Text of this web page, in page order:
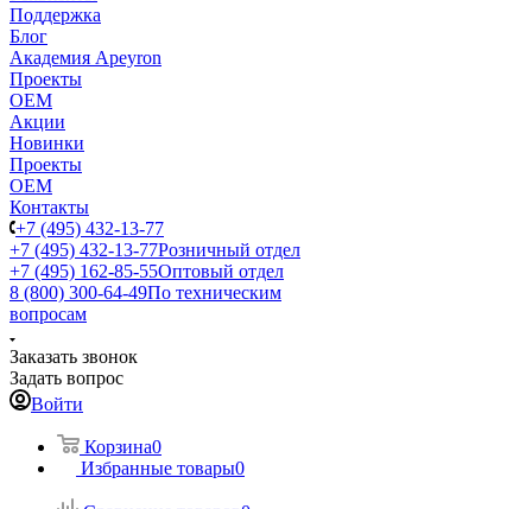
Поддержка
Блог
Академия Apeyron
Проекты
ОЕМ
Акции
Новинки
Проекты
ОЕМ
Контакты
+7 (495) 432-13-77
+7 (495) 432-13-77Розничный отдел
+7 (495) 162-85-55Оптовый отдел
8 (800) 300-64-49По техническим
вопросам
Заказать звонок
Задать вопрос
Войти
Корзина0
Избранные товары0